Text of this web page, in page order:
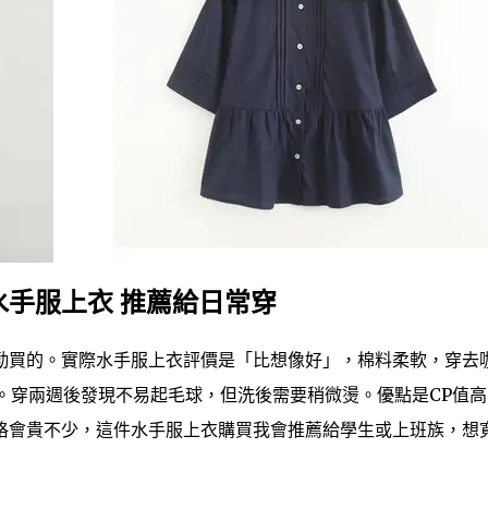
服上衣 推薦給日常穿
的。實際水手服上衣評價是「比想像好」，棉料柔軟，穿去
兩週後發現不易起毛球，但洗後需要稍微燙。優點是CP值
貴不少，這件水手服上衣購買我會推薦給學生或上班族，想